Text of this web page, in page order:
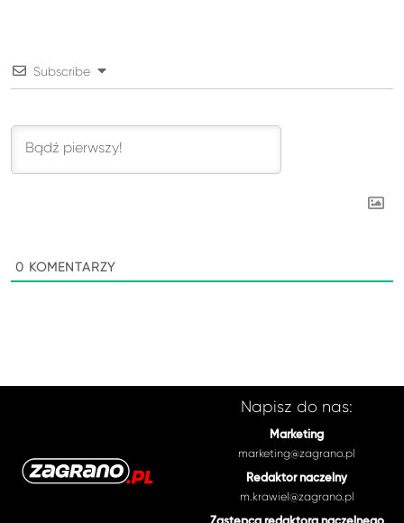
Subscribe
0 KOMENTARZY
Napisz do nas:
Marketing
marketing@zagrano.pl
Redaktor naczelny
m.krawiel@zagrano.pl